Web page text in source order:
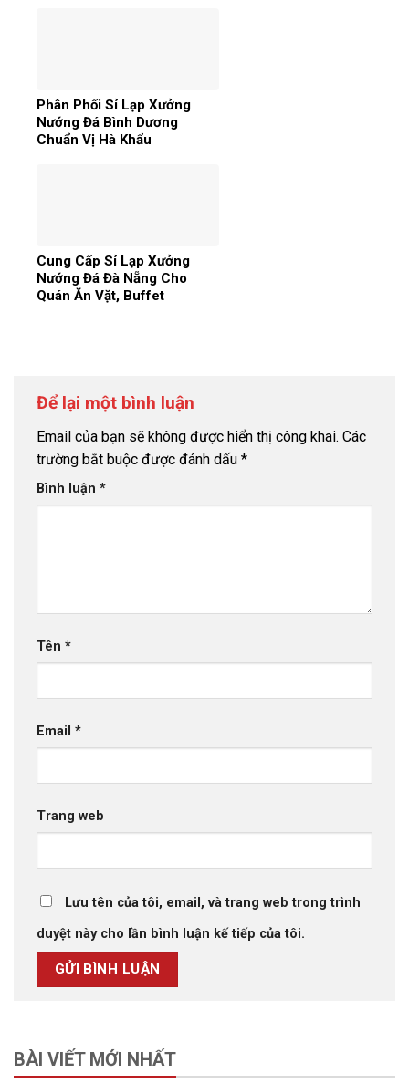
Phân Phối Sỉ Lạp Xưởng
Nướng Đá Bình Dương
Chuẩn Vị Hà Khẩu
Cung Cấp Sỉ Lạp Xưởng
Nướng Đá Đà Nẵng Cho
Quán Ăn Vặt, Buffet
Để lại một bình luận
Email của bạn sẽ không được hiển thị công khai. Các
trường bắt buộc được đánh dấu *
Bình luận *
Tên *
Email *
Trang web
Lưu tên của tôi, email, và trang web trong trình
duyệt này cho lần bình luận kế tiếp của tôi.
BÀI VIẾT MỚI NHẤT